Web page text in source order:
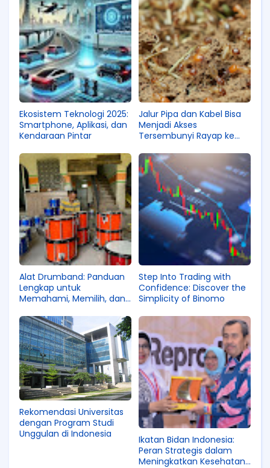
Ekosistem Teknologi 2025:
Smartphone, Aplikasi, dan
Kendaraan Pintar
Jalur Pipa dan Kabel Bisa
Menjadi Akses
Tersembunyi Rayap ke
Alat Drumband: Panduan
Lengkap untuk
Memahami, Memilih, dan
Pertunjukan
Step Into Trading with
Confidence: Discover the
Simplicity of Binomo
Rekomendasi Universitas
dengan Program Studi
Unggulan di Indonesia
Ikatan Bidan Indonesia:
Peran Strategis dalam
Meningkatkan Kesehatan